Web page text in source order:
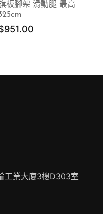
板腳架 滑動腿 最高
951.00
工業大廈3樓D303室